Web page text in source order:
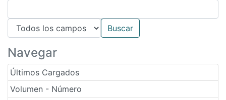
Navegar
Últimos Cargados
Volumen - Número